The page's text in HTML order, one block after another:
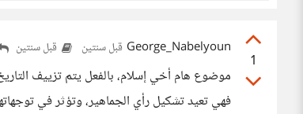
1
George_Nabelyoun قبل سنتين قبل سنتين
موضوع هام أخي إسلام، بالفعل يتم تزييف
فهي تعيد تشكيل رأي الجماهير، وتؤثر في